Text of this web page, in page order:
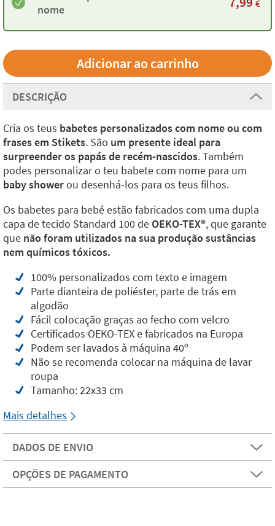
nome
€
DESCRIÇÃO
Cria os teus babetes personalizados com nome ou com
frases em Stikets. São um presente ideal para
surpreender os papás de recém-nascidos. Também
podes personalizar o teu babete com nome para um
baby showerou desenhá-los para os teus filhos.
Os babetes para bebé estão fabricados com uma dupla
capa de tecido Standard 100 de OEKO-TEX®️, que garante
que não foram utilizados na sua produção sustâncias
nem químicos tóxicos.
100% personalizados com texto e imagem
Parte dianteira de poliéster, parte de trás em
algodão
Fácil colocação graças ao fecho com velcro
Certificados OEKO-TEX e fabricados na Europa
Podem ser lavados à máquina 40º
Não se recomenda colocar na máquina de lavar
roupa
Tamanho: 22x33 cm
Mais detalhes
DADOS DE ENVIO
OPÇÕES DE PAGAMENTO